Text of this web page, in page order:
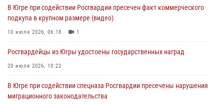
Офицеры Росгвардии и ветераны войск правопорядка почтили
память генерала армии Ивана Кирилловича Яковлева
В Югре при силовой поддержке ОМОН Росгвардии задержаны
06 августа 2026, 09:07 2 1
В Югре при содействии Росгвардии пресечен факт коммерческого
подкупа в крупном размере (видео)
10 июля 2026, 06:18 1
Росгвардейцы из Югры удостоены государственных наград
20 июля 2026, 10:22
В Югре при содействии спецназа Росгвардии пресечены нарушения
миграционного законодательства